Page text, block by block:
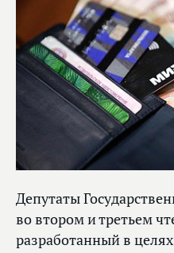
Депутаты
во втором и третьем
разработанный в